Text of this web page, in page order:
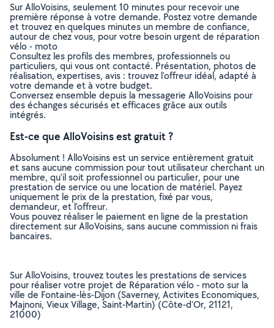
Sur AlloVoisins, seulement 10 minutes pour recevoir une
première réponse à votre demande. Postez votre demande
et trouvez en quelques minutes un membre de confiance,
autour de chez vous, pour votre besoin urgent de réparation
vélo - moto
Consultez les profils des membres, professionnels ou
particuliers, qui vous ont contacté. Présentation, photos de
réalisation, expertises, avis : trouvez l'offreur idéal, adapté à
votre demande et à votre budget.
Conversez ensemble depuis la messagerie AlloVoisins pour
des échanges sécurisés et efficaces grâce aux outils
intégrés.
Est-ce que AlloVoisins est gratuit ?
Absolument ! AlloVoisins est un service entièrement gratuit
et sans aucune commission pour tout utilisateur cherchant un
membre, qu’il soit professionnel ou particulier, pour une
prestation de service ou une location de matériel. Payez
uniquement le prix de la prestation, fixé par vous,
demandeur, et l’offreur.
Vous pouvez réaliser le paiement en ligne de la prestation
directement sur AlloVoisins, sans aucune commission ni frais
bancaires.
Sur AlloVoisins, trouvez toutes les prestations de services
pour réaliser votre projet de Réparation vélo - moto sur la
ville de Fontaine-lès-Dijon (Saverney, Activites Economiques,
Majnoni, Vieux Village, Saint-Martin) (Côte-d'Or, 21121,
21000)